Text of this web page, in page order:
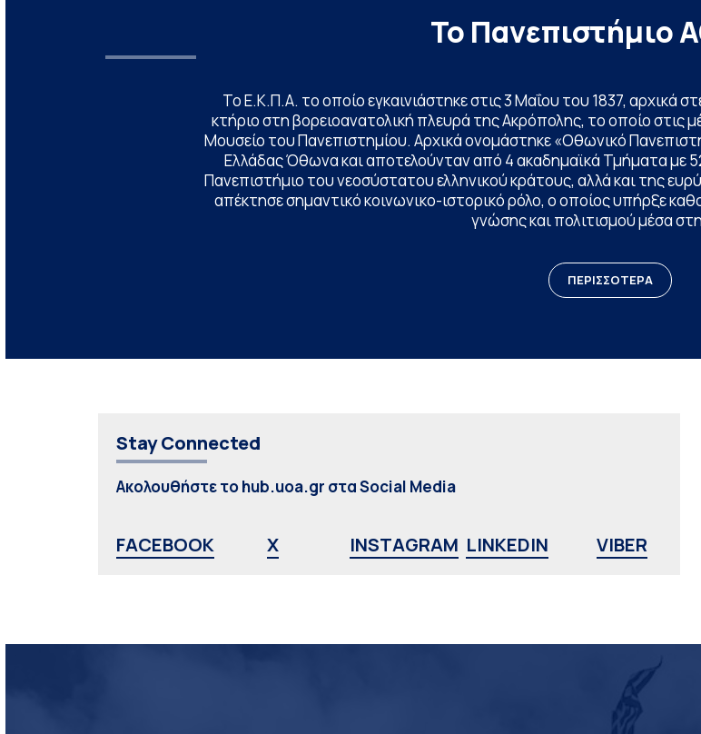
Το Πανεπιστήμιο
Το Ε.Κ.Π.Α. το οποίο εγκαινιάστηκε στις 3 Μαΐου του 1837, αρχικά
κτήριο στη βορειοανατολική πλευρά της Ακρόπολης, το οποίο στις
Μουσείο του Πανεπιστημίου. Αρχικά ονομάστηκε «Οθωνικό
Ελλάδας Όθωνα και αποτελούνταν από 4 ακαδημαϊκά Τμήματα με
Πανεπιστήμιο του νεοσύστατου ελληνικού κράτους, αλλά και της
απέκτησε σημαντικό κοινωνικο-ιστορικό ρόλο, ο οποίος υπήρξε
γνώσης και πολιτισμού μέσα
ΠΕΡΙΣΣΟΤΕΡΑ
Stay Connected
Ακολουθήστε το hub.uoa.gr στα Social Media
FACEBOOK X INSTAGRAM LINKEDIN VIBER